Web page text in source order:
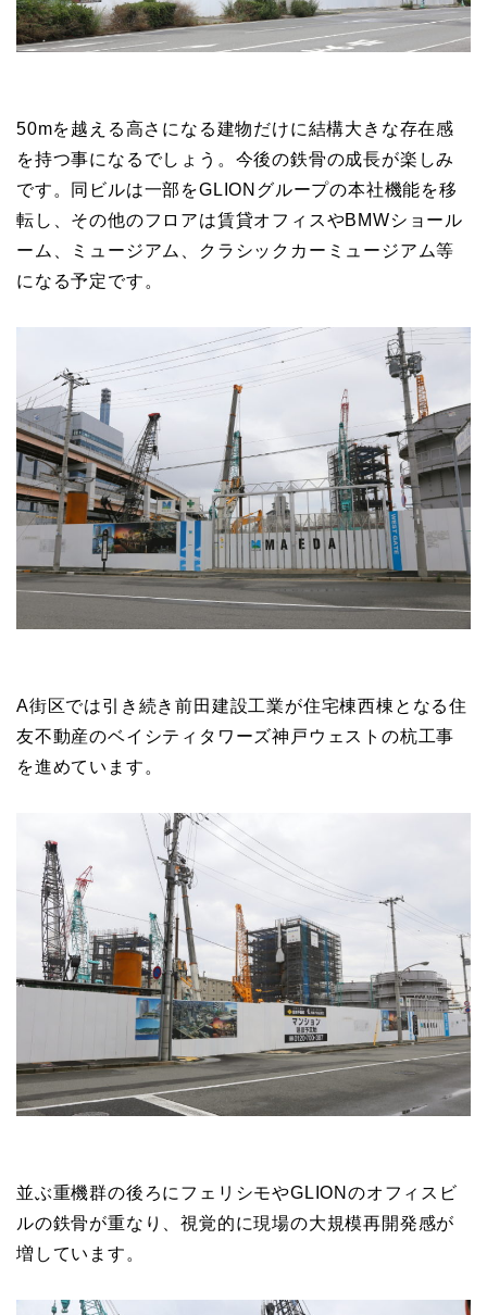
50mを越える高さになる建物だけに結構大きな存在感
を持つ事になるでしょう。今後の鉄骨の成長が楽しみ
です。同ビルは一部をGLIONグループの本社機能を移
転し、その他のフロアは賃貸オフィスやBMWショール
ーム、ミュージアム、クラシックカーミュージアム等
になる予定です。
A街区では引き続き前田建設工業が住宅棟西棟となる住
友不動産のベイシティタワーズ神戸ウェストの杭工事
を進めています。
並ぶ重機群の後ろにフェリシモやGLIONのオフィスビ
ルの鉄骨が重なり、視覚的に現場の大規模再開発感が
増しています。